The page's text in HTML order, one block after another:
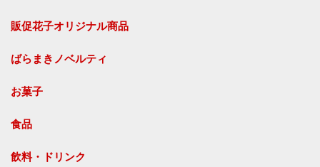
販促花子オリジナル商品
ばらまきノベルティ
お菓子
食品
飲料・ドリンク